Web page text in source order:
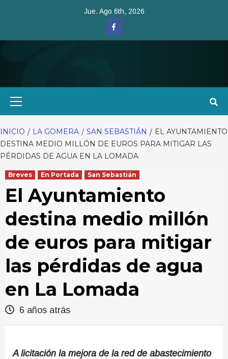
Jue. Ago 6th, 2026
Facebook
INICIO LA GOMERA SAN SEBASTIÁN
EL AYUNTAMIENTO
DESTINA MEDIO MILLÓN DE EUROS PARA MITIGAR LAS
PÉRDIDAS DE AGUA EN LA LOMADA
Breves En Portada San Sebastián
El Ayuntamiento
destina medio millón
de euros para mitigar
las pérdidas de agua
en La Lomada
6 años atrás
A licitación la mejora de la red de abastecimiento